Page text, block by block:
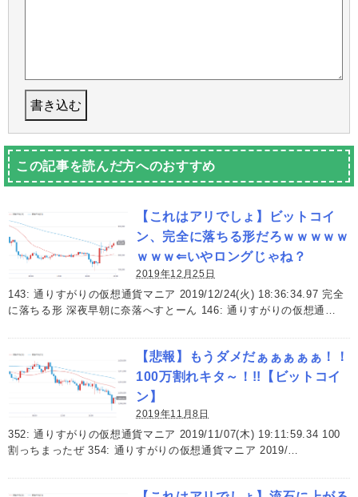
この記事を読んだ方へのおすすめ
【これはアリでしょ】ビットコイ
ン、完全に落ちる形だろｗｗｗｗｗ
ｗｗｗ⇐いやロングじゃね？
2019年12月25日
143: 通りすがりの仮想通貨マニア 2019/12/24(火) 18:36:34.97 完全
に落ちる形 深夜早朝に奈落へすとーん 146: 通りすがりの仮想通…
【悲報】もうダメだぁぁぁぁぁ！！
100万割れキタ～！!!【ビットコイ
ン】
2019年11月8日
352: 通りすがりの仮想通貨マニア 2019/11/07(木) 19:11:59.34 100
割っちまったぜ 354: 通りすがりの仮想通貨マニア 2019/…